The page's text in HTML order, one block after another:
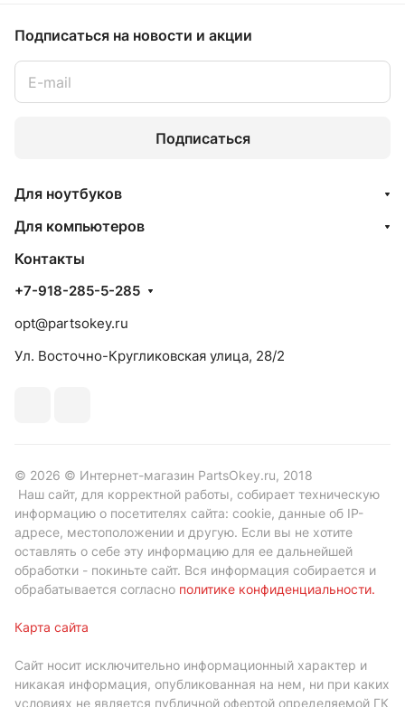
Подписаться на новости и акции
Подписаться
Для ноутбуков
Для компьютеров
Контакты
+7-918-285-5-285
opt@partsokey.ru
Ул. Восточно-Кругликовская улица, 28/2
© 2026 © Интернет-магазин PartsOkey.ru, 2018
Наш сайт, для корректной работы, собирает техническую
информацию о посетителях сайта: cookie, данные об IP-
адресе, местоположении и другую. Если вы не хотите
оставлять о себе эту информацию для ее дальнейшей
обработки - покиньте сайт. Вся информация собирается и
обрабатывается согласно политике конфиденциальности.
Карта сайта
Сайт носит исключительно информационный характер и
никакая информация, опубликованная на нем, ни при каких
условиях не является публичной офертой определяемой ГК